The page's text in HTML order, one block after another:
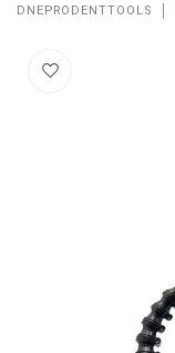
DNEPRODENTTOOLS